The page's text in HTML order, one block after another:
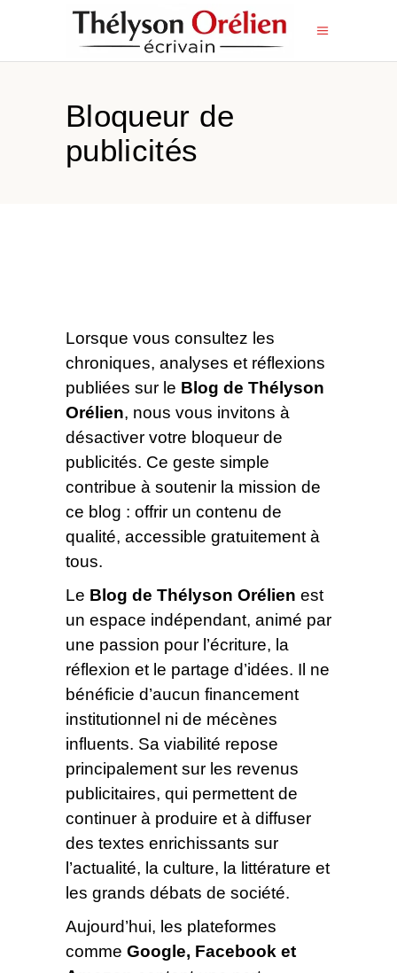
Bloqueur de
publicités
Lorsque vous consultez les
chroniques, analyses et réflexions
publiées sur le Blog de Thélyson
Orélien, nous vous invitons à
désactiver votre bloqueur de
publicités. Ce geste simple
contribue à soutenir la mission de
ce blog : offrir un contenu de
qualité, accessible gratuitement à
tous.
Le Blog de Thélyson Orélien est
un espace indépendant, animé par
une passion pour l’écriture, la
réflexion et le partage d’idées. Il ne
bénéficie d’aucun financement
institutionnel ni de mécènes
influents. Sa viabilité repose
principalement sur les revenus
publicitaires, qui permettent de
continuer à produire et à diffuser
des textes enrichissants sur
l’actualité, la culture, la littérature et
les grands débats de société.
Aujourd’hui, les plateformes
comme Google, Facebook et